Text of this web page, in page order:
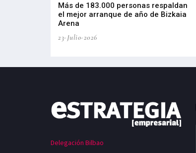
Más de 183.000 personas respaldan
el mejor arranque de año de Bizkaia
Arena
23-Julio-2026
Delegación Bilbao